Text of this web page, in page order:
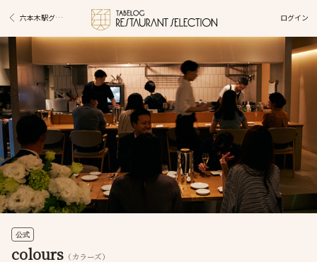
六本木駅グルメ ログイン
公式
colours （カラーズ）